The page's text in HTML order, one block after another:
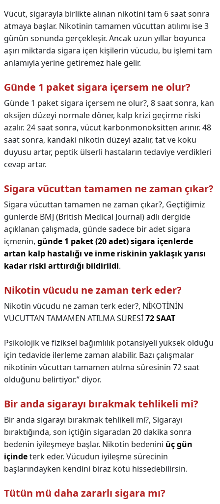
Vücut, sigarayla birlikte alınan nikotini tam 6 saat sonra
atmaya başlar. Nikotinin tamamen vücuttan atılımı ise 3
günün sonunda gerçekleşir. Ancak uzun yıllar boyunca
aşırı miktarda sigara içen kişilerin vücudu, bu işlemi tam
anlamıyla yerine getiremez hale gelir.
Günde 1 paket sigara içersem ne olur?
Günde 1 paket sigara içersem ne olur?, 8 saat sonra, kan
oksijen düzeyi normale döner, kalp krizi geçirme riski
azalır. 24 saat sonra, vücut karbonmonoksitten arınır. 48
saat sonra, kandaki nikotin düzeyi azalır, tat ve koku
duyusu artar, peptik ülserli hastaların tedaviye verdikleri
cevap artar.
Sigara vücuttan tamamen ne zaman çıkar?
Sigara vücuttan tamamen ne zaman çıkar?, Geçtiğimiz
günlerde BMJ (British Medical Journal) adlı dergide
açıklanan çalışmada, günde sadece bir adet sigara
içmenin, günde 1 paket (20 adet) sigara içenlerde
artan kalp hastalığı ve inme riskinin yaklaşık yarısı
kadar riski arttırdığı bildirildi.
Nikotin vücudu ne zaman terk eder?
Nikotin vücudu ne zaman terk eder?, NİKOTİNİN
VÜCUTTAN TAMAMEN ATILMA SÜRESİ72 SAAT
Psikolojik ve fiziksel bağımlılık potansiyeli yüksek olduğu
için tedavide ilerleme zaman alabilir. Bazı çalışmalar
nikotinin vücuttan tamamen atılma süresinin 72 saat
olduğunu belirtiyor.” diyor.
Bir anda sigarayı bırakmak tehlikeli mi?
Bir anda sigarayı bırakmak tehlikeli mi?, Sigarayı
bıraktığında, son içtiğin sigaradan 20 dakika sonra
bedenin iyileşmeye başlar. Nikotin bedenini üç gün
içindeterk eder. Vücudun iyileşme sürecinin
başlarındayken kendini biraz kötü hissedebilirsin.
Tütün mü daha zararlı sigara mı?